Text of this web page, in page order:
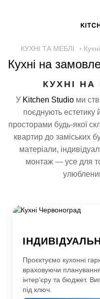
КУХНІ ТА МЕБЛІ ◦ Кухні
Кухні на
КУХНІ
У Kitchen Studio ми
поєднують естетику
просторами будь-якої
квартир до заміських
матеріали,
монтаж — усе для
Проєктуємо кухонні
враховуючи
інтер’єру та бюджет.
під ключ.